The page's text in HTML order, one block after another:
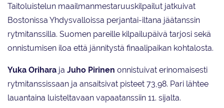
Taitoluistelun maailmanmestaruuskilpailut jatkuivat
Bostonissa Yhdysvalloissa perjantai-iltana jäätanssin
rytmitanssilla. Suomen pareille kilpailupäivä tarjosi sekä
onnistumisen iloa että jännitystä finaalipaikan kohtalosta.
Yuka Orihara ja Juho Pirinen onnistuivat erinomaisesti
rytmitanssissaan ja ansaitsivat pisteet 73,98. Pari lähtee
lauantaina luisteltavaan vapaatanssiin 11. sijalta.